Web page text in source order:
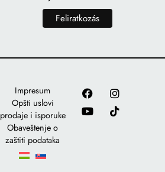
Impresum
Opšti uslovi
prodaje i isporuke
Obaveštenje o
zaštiti podataka